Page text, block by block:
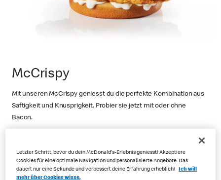
McCrispy
Mit unseren McCrispy geniesst du die perfekte Kombination aus
Saftigkeit und Knusprigkeit. Probier sie jetzt mit oder ohne
Bacon.
Letzter Schritt, bevor du dein McDonald's-Erlebnis geniesst! Akzeptiere
Cookies für eine optimale Navigation und personalisierte Angebote. Das
dauert nur eine Sekunde und verbessert deine Erfahrung erheblich!
Ich will
mehr über Cookies wisse.